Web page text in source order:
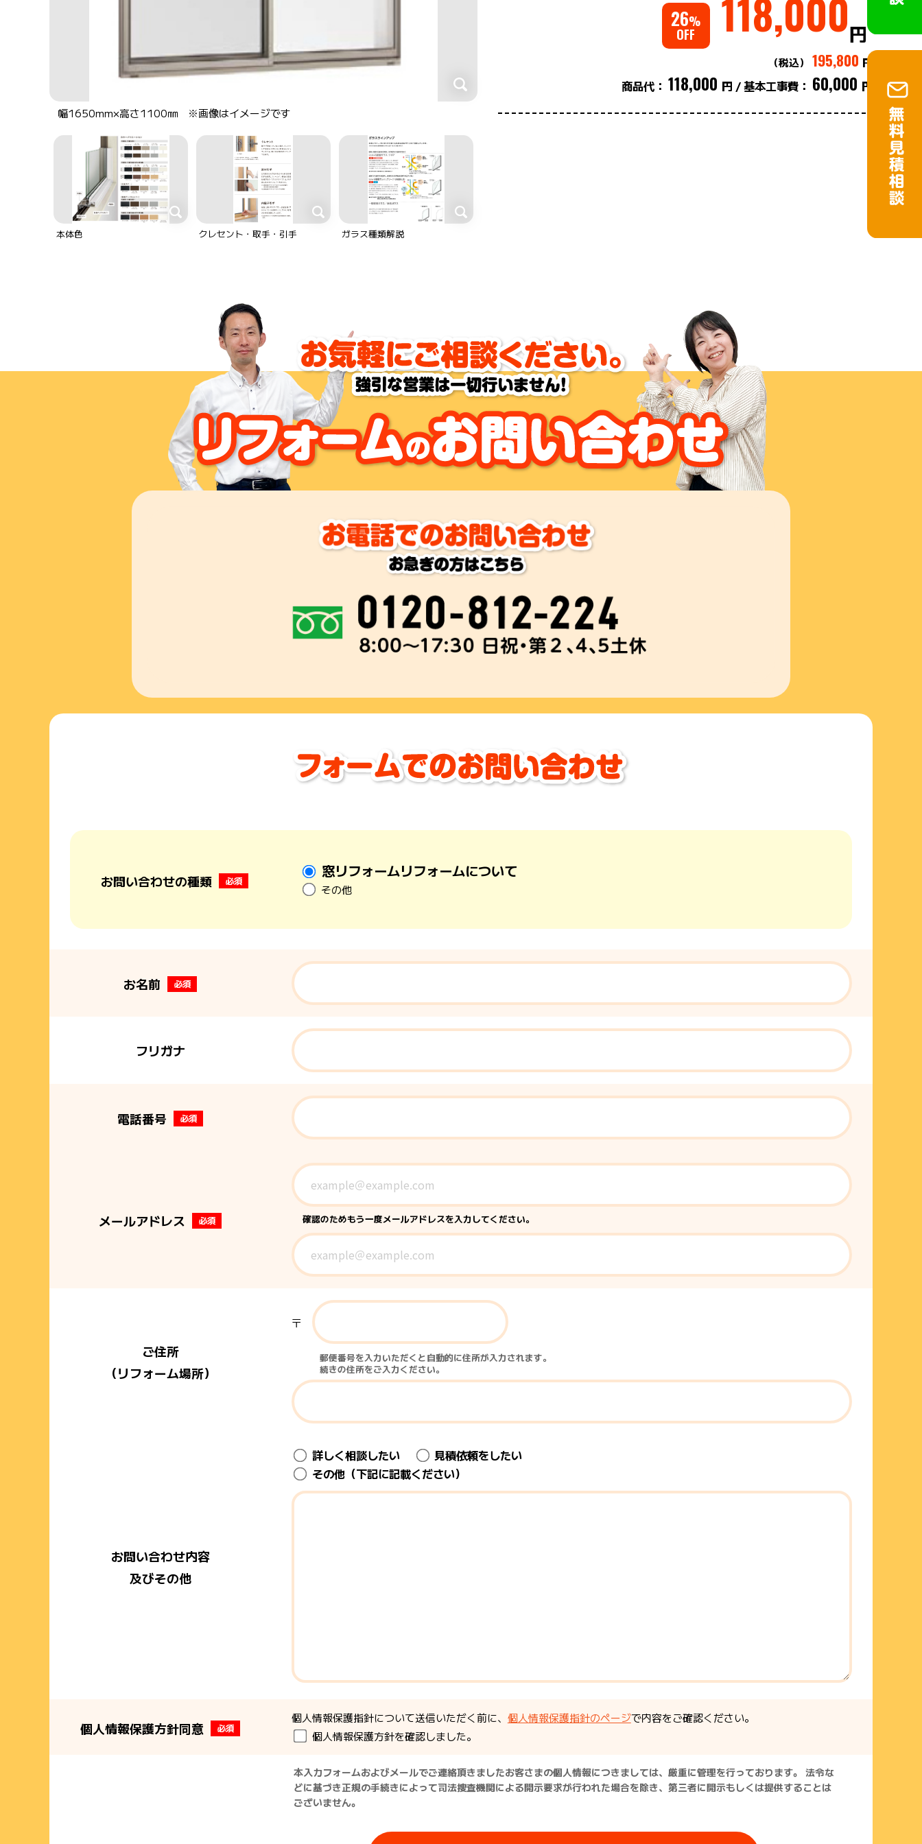
幅1650mm×高さ1100㎜ ※画像はイメージです
本体色 クレセント・取手・引手 ガラス種類解説
26%
OFF 118,000円
（税込） 195,800 円
商品代： 118,000 円 /基本工事費： 60,000 円
お問い合わせの種類 必須
窓リフォームリフォームについて
その他
お名前 必須
フリガナ
電話番号 必須
メールアドレス 必須 確認のためもう一度メールアドレスを入力してください。
ご住所
（リフォーム場所）
〒
郵便番号を入力いただくと自動的に住所が入力されます。
続きの住所をご入力ください。
お問い合わせ内容
及びその他
詳しく相談したい
見積依頼をしたい
その他（下記に記載ください）
個人情報保護方針同意 必須
個人情報保護指針について送信いただく前に、 個人情報保護指針のページで内容をご確認ください。
個人情報保護方針を確認しました。
本入力フォームおよびメールでご連絡頂きましたお客さまの個人情報につきましては、厳重に管理を行っております。 法令な
どに基づき正規の手続きによって司法捜査機関による開示要求が行われた場合を除き、第三者に開示もしくは提供することは
ございません。